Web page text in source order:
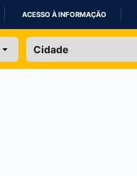
ACESSO À INFORMAÇÃO